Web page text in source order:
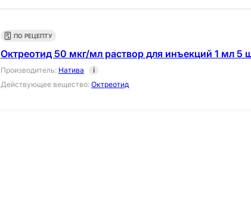
ПО РЕЦЕПТУ
Октреотид 50 мкг/мл раствор для инъекций 1 мл 5
Производитель: Натива
i
Действующее вещество: Октреотид